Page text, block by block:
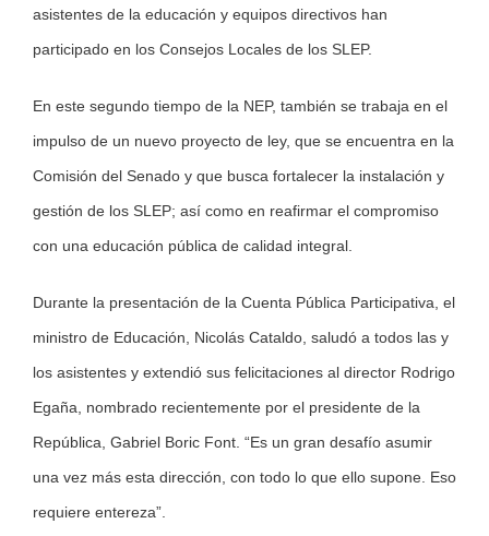
asistentes de la educación y equipos directivos han
participado en los Consejos Locales de los SLEP.
En este segundo tiempo de la NEP, también se trabaja en el
impulso de un nuevo proyecto de ley, que se encuentra en la
Comisión del Senado y que busca fortalecer la instalación y
gestión de los SLEP; así como en reafirmar el compromiso
con una educación pública de calidad integral.
Durante la presentación de la Cuenta Pública Participativa, el
ministro de Educación, Nicolás Cataldo, saludó a todos las y
los asistentes y extendió sus felicitaciones al director Rodrigo
Egaña, nombrado recientemente por el presidente de la
República, Gabriel Boric Font. “Es un gran desafío asumir
una vez más esta dirección, con todo lo que ello supone. Eso
requiere entereza”.